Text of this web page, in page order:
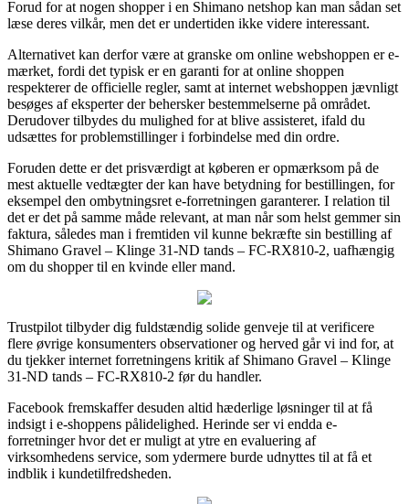
Forud for at nogen shopper i en Shimano netshop kan man sådan set
læse deres vilkår, men det er undertiden ikke videre interessant.
Alternativet kan derfor være at granske om online webshoppen er e-
mærket, fordi det typisk er en garanti for at online shoppen
respekterer de officielle regler, samt at internet webshoppen jævnligt
besøges af eksperter der behersker bestemmelserne på området.
Derudover tilbydes du mulighed for at blive assisteret, ifald du
udsættes for problemstillinger i forbindelse med din ordre.
Foruden dette er det prisværdigt at køberen er opmærksom på de
mest aktuelle vedtægter der kan have betydning for bestillingen, for
eksempel den ombytningsret e-forretningen garanterer. I relation til
det er det på samme måde relevant, at man når som helst gemmer sin
faktura, således man i fremtiden vil kunne bekræfte sin bestilling af
Shimano Gravel – Klinge 31-ND tands – FC-RX810-2, uafhængig
om du shopper til en kvinde eller mand.
Trustpilot tilbyder dig fuldstændig solide genveje til at verificere
flere øvrige konsumenters observationer og herved går vi ind for, at
du tjekker internet forretningens kritik af Shimano Gravel – Klinge
31-ND tands – FC-RX810-2 før du handler.
Facebook fremskaffer desuden altid hæderlige løsninger til at få
indsigt i e-shoppens pålidelighed. Herinde ser vi endda e-
forretninger hvor det er muligt at ytre en evaluering af
virksomhedens service, som ydermere burde udnyttes til at få et
indblik i kundetilfredsheden.